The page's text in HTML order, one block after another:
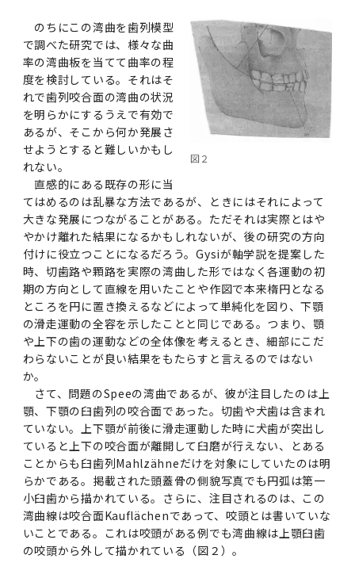
図２
のちにこの湾曲を歯列模型
で調べた研究では、様々な曲
率の湾曲板を当てて曲率の程
度を検討している。それはそ
れで歯列咬合面の湾曲の状況
を明らかにするうえで有効で
あるが、そこから何か発展さ
せようとすると難しいかもし
れない。
直感的にある既存の形に当
てはめるのは乱暴な方法であるが、ときにはそれによって
大きな発展につながることがある。ただそれは実際とはや
やかけ離れた結果になるかもしれないが、後の研究の方向
付けに役立つことになるだろう。Gysiが軸学説を提案した
時、切歯路や顆路を実際の湾曲した形ではなく各運動の初
期の方向として直線を用いたことや作図で本来楕円となる
ところを円に置き換えるなどによって単純化を図り、下顎
の滑走運動の全容を示したことと同じである。つまり、顎
や上下の歯の運動などの全体像を考えるとき、細部にこだ
わらないことが良い結果をもたらすと言えるのではない
か。
さて、問題のSpeeの湾曲であるが、彼が注目したのは上
顎、下顎の臼歯列の咬合面であった。切歯や犬歯は含まれ
ていない。上下顎が前後に滑走運動した時に犬歯が突出し
ていると上下の咬合面が離開して臼磨が行えない、とある
ことからも臼歯列Mahlzähneだけを対象にしていたのは明
らかである。掲載された頭蓋骨の側貌写真でも円弧は第一
小臼歯から描かれている。さらに、注目されるのは、この
湾曲線は咬合面Kauflächenであって、咬頭とは書いていな
いことである。これは咬頭がある例でも湾曲線は上顎臼歯
の咬頭から外して描かれている（図２）。